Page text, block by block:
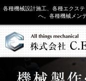
各種機械設計施工、各種エクス
へ。各種機械メン